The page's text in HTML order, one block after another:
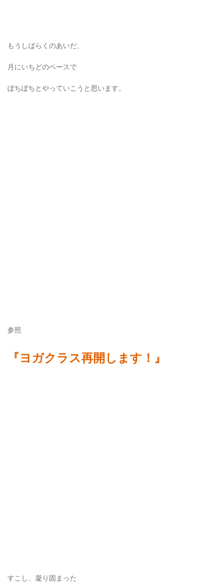
もうしばらくのあいだ、
月にいちどのペースで
ぼちぼちとやっていこうと思います。
参照
『ヨガクラス再開します！』
すこし、凝り固まった